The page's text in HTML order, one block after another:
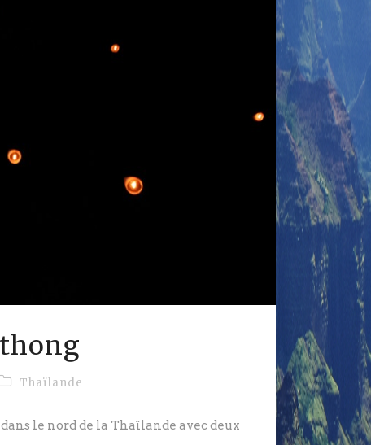
Thaïlande
le nord de la Thaïlande avec deux